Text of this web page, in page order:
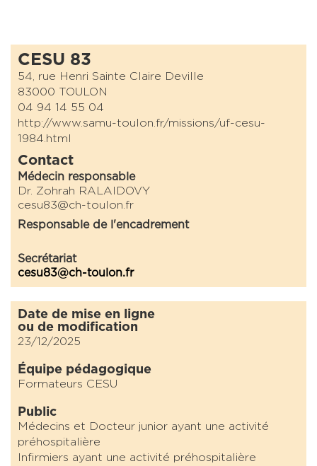
CESU 83
54, rue Henri Sainte Claire Deville
83000 TOULON
04 94 14 55 04
http://www.samu-toulon.fr/missions/uf-cesu-
1984.html
Contact
Médecin responsable
Dr. Zohrah RALAIDOVY
cesu83@ch-toulon.fr
Responsable de l'encadrement
Secrétariat
cesu83@ch-toulon.fr
Date de mise en ligne
ou de modification
23/12/2025
Équipe pédagogique
Formateurs CESU
Public
Médecins et Docteur junior ayant une activité
préhospitalière
Infirmiers ayant une activité préhospitalière